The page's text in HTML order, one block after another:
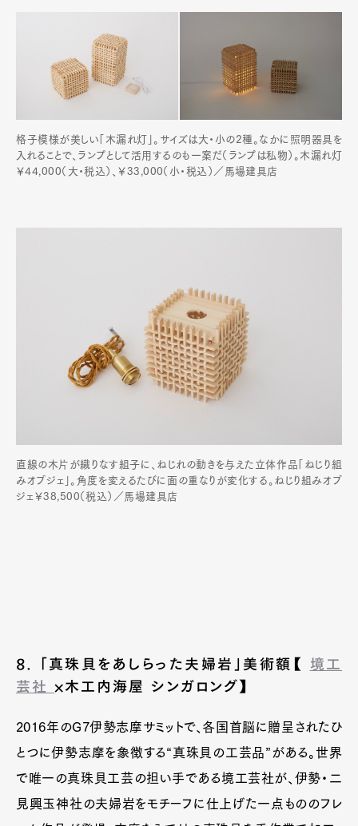
格子模様が美しい「木漏れ灯」。サイズは大・小の2種。なかに照明器具を
入れることで、ランプとして活用するのも一案だ（ランプは私物）。木漏れ灯
￥44,000（大・税込）、￥33,000（小・税込）／馬場建具店
直線の木片が織りなす組子に、ねじれの動きを与えた立体作品「ねじり組
みオブジェ」。角度を変えるたびに面の重なりが変化する。ねじり組みオブ
ジェ￥38,500（税込）／馬場建具店
8. 「真珠貝をあしらった夫婦岩」美術額【 境工
芸社×木工内海屋 シンガロング】
2016年のG7伊勢志摩サミットで、各国首脳に贈呈されたひ
とつに伊勢志摩を象徴する“真珠貝の工芸品”がある。世界
で唯一の真珠貝工芸の担い手である境工芸社が、伊勢・二
見興玉神社の夫婦岩をモチーフに仕上げた一点もののフレ